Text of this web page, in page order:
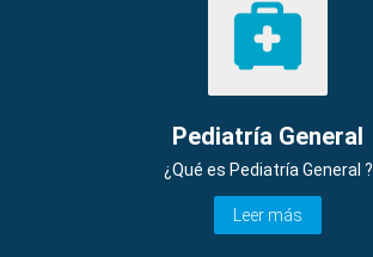
Pediatría General
¿Qué es Pediatría General ?
Leer más